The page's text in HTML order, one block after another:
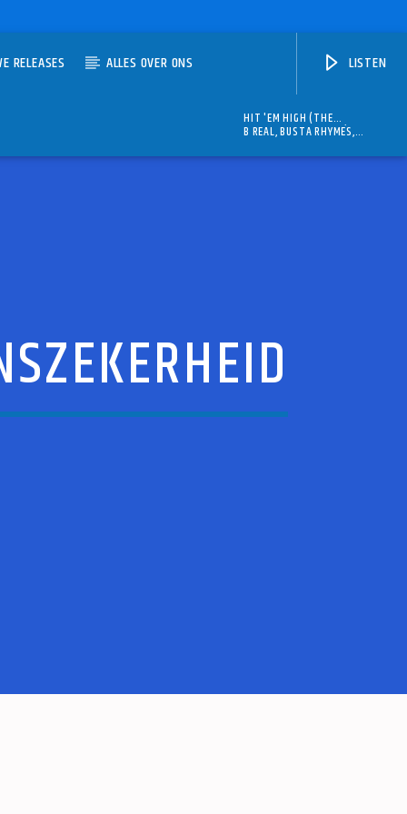
RELEASES ALLES OVER ONS LISTEN
HIT 'EM HIGH (THE
MONSTARS' ANTHEM)
B REAL, BUSTA RHYMES,
MAN